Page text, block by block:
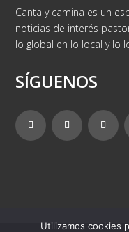
Canta y camina es un
noticias de interés
lo global en lo local y lo
SÍGUENOS
Utilizamos cookies